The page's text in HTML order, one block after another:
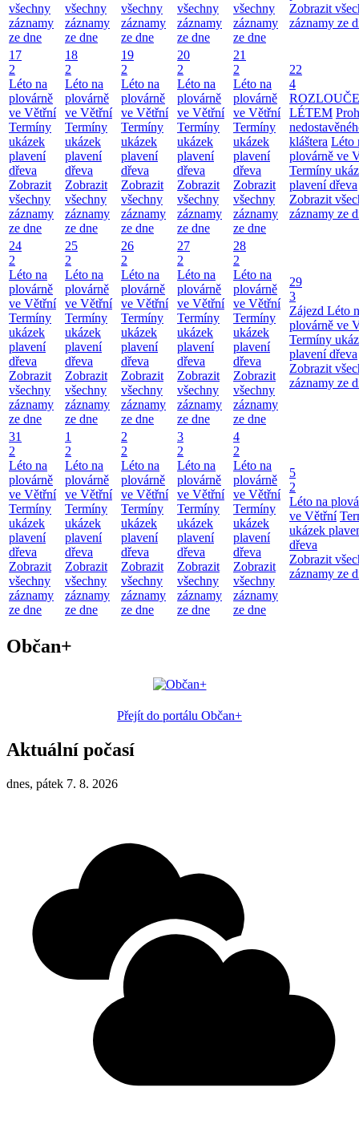
všechny
záznamy
ze dne
všechny
záznamy
ze dne
všechny
záznamy
ze dne
všechny
záznamy
ze dne
všechny
záznamy
ze dne
Zobrazit
záznamy ze
17
2
Léto na
plovárně
ve Větřní
Termíny
ukázek
plavení
dřeva
Zobrazit
všechny
záznamy
ze dne
18
2
Léto na
plovárně
ve Větřní
Termíny
ukázek
plavení
dřeva
Zobrazit
všechny
záznamy
ze dne
19
2
Léto na
plovárně
ve Větřní
Termíny
ukázek
plavení
dřeva
Zobrazit
všechny
záznamy
ze dne
20
2
Léto na
plovárně
ve Větřní
Termíny
ukázek
plavení
dřeva
Zobrazit
všechny
záznamy
ze dne
21
2
Léto na
plovárně
ve Větřní
Termíny
ukázek
plavení
dřeva
Zobrazit
všechny
záznamy
ze dne
22
4
LÉTEM
kláštera Léto
plovárně ve
Termíny
plavení dřeva
Zobrazit
záznamy ze
24
2
Léto na
plovárně
ve Větřní
Termíny
ukázek
plavení
dřeva
Zobrazit
všechny
záznamy
ze dne
25
2
Léto na
plovárně
ve Větřní
Termíny
ukázek
plavení
dřeva
Zobrazit
všechny
záznamy
ze dne
26
2
Léto na
plovárně
ve Větřní
Termíny
ukázek
plavení
dřeva
Zobrazit
všechny
záznamy
ze dne
27
2
Léto na
plovárně
ve Větřní
Termíny
ukázek
plavení
dřeva
Zobrazit
všechny
záznamy
ze dne
28
2
Léto na
plovárně
ve Větřní
Termíny
ukázek
plavení
dřeva
Zobrazit
všechny
záznamy
ze dne
29
3
Zájezd Léto
plovárně ve
Termíny
plavení dřeva
Zobrazit
záznamy ze
31
2
Léto na
plovárně
ve Větřní
Termíny
ukázek
plavení
dřeva
Zobrazit
všechny
záznamy
ze dne
1
2
Léto na
plovárně
ve Větřní
Termíny
ukázek
plavení
dřeva
Zobrazit
všechny
záznamy
ze dne
2
2
Léto na
plovárně
ve Větřní
Termíny
ukázek
plavení
dřeva
Zobrazit
všechny
záznamy
ze dne
3
2
Léto na
plovárně
ve Větřní
Termíny
ukázek
plavení
dřeva
Zobrazit
všechny
záznamy
ze dne
4
2
Léto na
plovárně
ve Větřní
Termíny
ukázek
plavení
dřeva
Zobrazit
všechny
záznamy
ze dne
5
2
Léto na
ve Větřní
ukázek
dřeva
Zobrazit
záznamy ze
Občan+
Přejít do portálu Občan+
Aktuální počasí
dnes, pátek 7. 8. 2026